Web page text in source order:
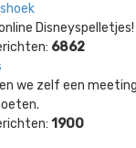
Disneyspelletjes!
6862
we zelf een
1900